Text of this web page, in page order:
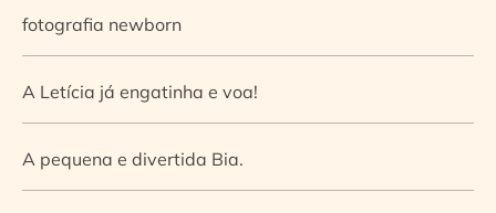
fotografia newborn
A Letícia já engatinha e voa!
A pequena e divertida Bia.